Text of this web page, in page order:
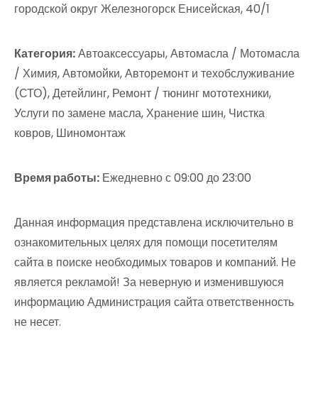
городской округ Железногорск Енисейская, 40/1
Категория:Автоаксессуары, Автомасла / Мотомасла
/ Химия, Автомойки, Авторемонт и техобслуживание
(СТО), Детейлинг, Ремонт / тюнинг мототехники,
Услуги по замене масла, Хранение шин, Чистка
ковров, Шиномонтаж
Время работы: Ежедневно с 09:00 до 23:00
Данная информация представлена исключительно в
ознакомительных целях для помощи посетителям
сайта в поиске необходимых товаров и компаний. Не
является рекламой! За неверную и изменившуюся
информацию Администрация сайта ответственность
не несет.